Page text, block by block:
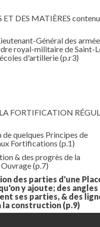
DES MATIÈRES
Général des
royal-militaire de Saint-
d'artillerie(p.r3)
FORTIFICATION
quelques Principes de
Fortifications (p.1)
& des progrès de la
(p.7)
des parties d'une
y ajoute; des angles
ses parties, & des
la construction (p.9)
composent les parties